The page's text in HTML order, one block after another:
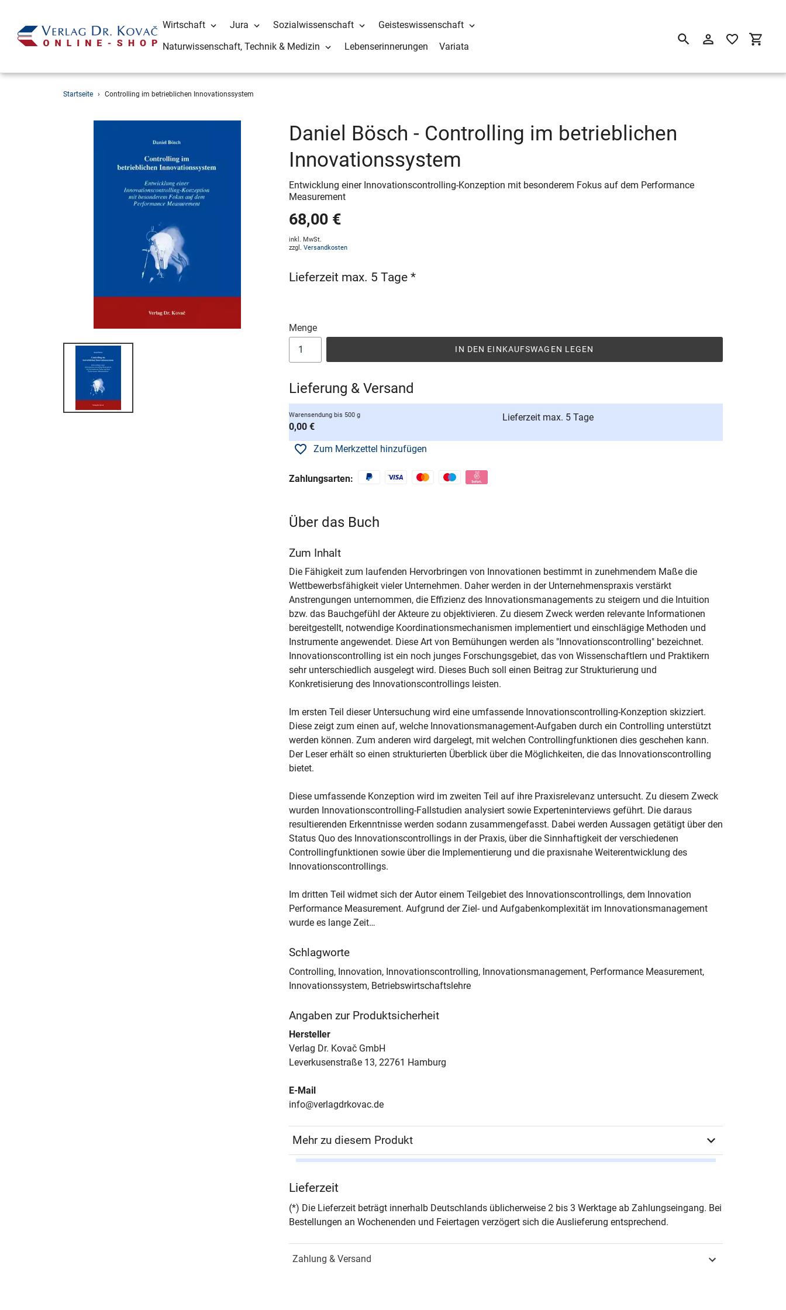
Wirtschaft Jura Sozialwissenschaft
Geisteswissenschaft
Naturwissenschaft, Technik & Medizin
Lebenserinnerungen Variata SuchenEinloggen
Startseite › Controlling im betrieblichen Innovationssystem
Daniel Bösch - Controlling im betrieblichen
Innovationssystem
Entwicklung einer Innovationscontrolling-Konzeption mit besonderem Fokus auf dem Performance
Measurement
68,00 €
inkl. MwSt.
zzgl. Versandkosten
Lieferzeit max. 5 Tage *
Menge
IN DEN EINKAUFSWAGEN LEGEN
Lieferung & Versand
Warensendung bis 500 g
0,00 €
Lieferzeit max. 5 Tage
Zum Merkzettel hinzufügen
Zahlungsarten:
Über das Buch
Zum Inhalt
Die Fähigkeit zum laufenden Hervorbringen von Innovationen bestimmt in zunehmendem Maße die
Wettbewerbsfähigkeit vieler Unternehmen. Daher werden in der Unternehmenspraxis verstärkt
Anstrengungen unternommen, die Effizienz des Innovationsmanagements zu steigern und die Intuition
bzw. das Bauchgefühl der Akteure zu objektivieren. Zu diesem Zweck werden relevante Informationen
bereitgestellt, notwendige Koordinationsmechanismen implementiert und einschlägige Methoden und
Instrumente angewendet. Diese Art von Bemühungen werden als "Innovationscontrolling" bezeichnet.
Innovationscontrolling ist ein noch junges Forschungsgebiet, das von Wissenschaftlern und Praktikern
sehr unterschiedlich ausgelegt wird. Dieses Buch soll einen Beitrag zur Strukturierung und
Konkretisierung des Innovationscontrollings leisten.
Im ersten Teil dieser Untersuchung wird eine umfassende Innovationscontrolling-Konzeption skizziert.
Diese zeigt zum einen auf, welche Innovationsmanagement-Aufgaben durch ein Controlling unterstützt
werden können. Zum anderen wird dargelegt, mit welchen Controllingfunktionen dies geschehen kann.
Der Leser erhält so einen strukturierten Überblick über die Möglichkeiten, die das Innovationscontrolling
bietet.
Diese umfassende Konzeption wird im zweiten Teil auf ihre Praxisrelevanz untersucht. Zu diesem Zweck
wurden Innovationscontrolling-Fallstudien analysiert sowie Experteninterviews geführt. Die daraus
resultierenden Erkenntnisse werden sodann zusammengefasst. Dabei werden Aussagen getätigt über den
Status Quo des Innovationscontrollings in der Praxis, über die Sinnhaftigkeit der verschiedenen
Controllingfunktionen sowie über die Implementierung und die praxisnahe Weiterentwicklung des
Innovationscontrollings.
Im dritten Teil widmet sich der Autor einem Teilgebiet des Innovationscontrollings, dem Innovation
Performance Measurement. Aufgrund der Ziel- und Aufgabenkomplexität im Innovationsmanagement
wurde es lange Zeit…
Schlagworte
Controlling, Innovation, Innovationscontrolling, Innovationsmanagement, Performance Measurement,
Innovationssystem, Betriebswirtschaftslehre
Angaben zur Produktsicherheit
Hersteller
Verlag Dr. Kovač GmbH
Leverkusenstraße 13, 22761 Hamburg
E-Mail
info@verlagdrkovac.de
Mehr zu diesem Produkt
Seiten 268
ISBN
Lieferzeit
(*) Die Lieferzeit beträgt innerhalb Deutschlands üblicherweise 2 bis 3 Werktage ab Zahlungseingang. Bei
Bestellungen an Wochenenden und Feiertagen verzögert sich die Auslieferung entsprechend.
Zahlung & Versand